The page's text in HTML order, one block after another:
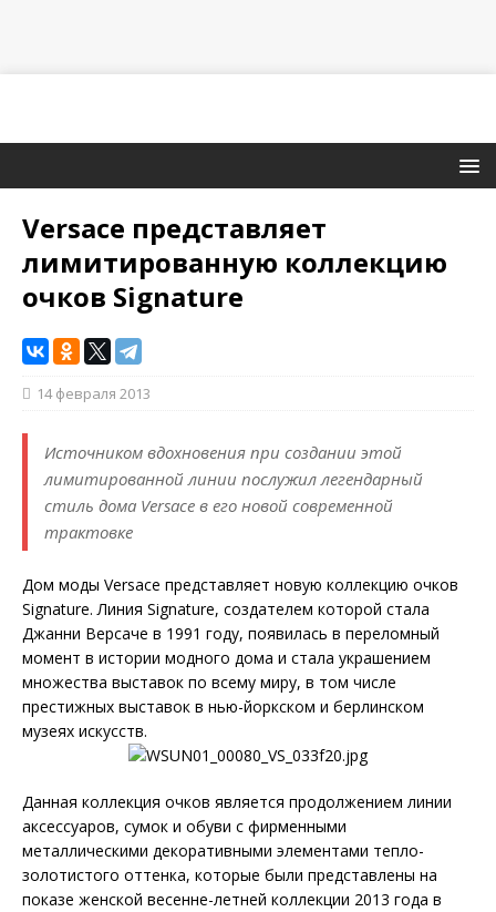
Versace представляет
лимитированную коллекцию
очков Signature
14 февраля 2013
Источником вдохновения при создании этой
лимитированной линии послужил легендарный
стиль дома Versace в его новой современной
трактовке
Дом моды Versace представляет новую коллекцию очков
Signature. Линия Signature, создателем которой стала
Джанни Версаче в 1991 году, появилась в переломный
момент в истории модного дома и стала украшением
множества выставок по всему миру, в том числе
престижных выставок в нью-йоркском и берлинском
музеях искусств.
Данная коллекция очков является продолжением линии
аксессуаров, сумок и обуви с фирменными
металлическими декоративными элементами тепло-
золотистого оттенка, которые были представлены на
показе женской весенне-летней коллекции 2013 года в